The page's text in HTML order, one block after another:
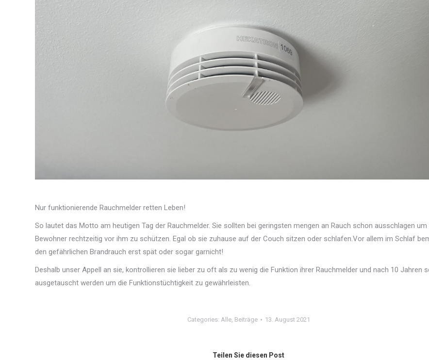
Nur funktionierende Rauchmelder retten Leben!
So lautet das Motto am heutigen Tag der Rauchmelder. Sie sollten bei geringsten mengen an Rauch schon ausschlagen um
Bewohner rechtzeitig vor ihm zu schützen. Egal ob sie zuhause auf der Couch sitzen oder schlafen.Vor allem im Schlaf
den gefährlichen Brandrauch erst spät oder sogar garnicht!
Deshalb unser Appell an sie, kontrollieren sie lieber zu oft als zu wenig die Funktion ihrer Rauchmelder und nach 10 Jahren
ausgetauscht werden um die Funktionstüchtigkeit zu gewährleisten.
Categories: Alle, Beiträge 13. August 2021
Teilen Sie diesen Post